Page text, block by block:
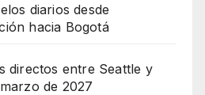
diarios desde
hacia Bogotá
directos entre Seattle y
de 2027